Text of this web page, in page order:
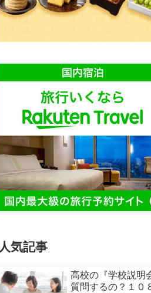
人気記事
高校の『学校説明
質問するの？１０